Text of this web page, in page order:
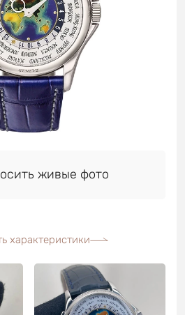
живые фото
характеристики